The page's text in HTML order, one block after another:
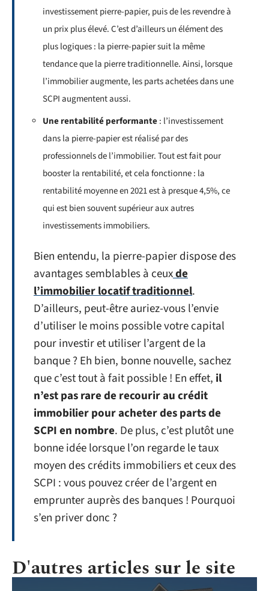
investissement pierre-papier, puis de les revendre à
un prix plus élevé. C’est d’ailleurs un élément des
plus logiques : la pierre-papier suit la même
tendance que la pierre traditionnelle. Ainsi, lorsque
l’immobilier augmente, les parts achetées dans une
SCPI augmentent aussi.
Une rentabilité performante: l’investissement
dans la pierre-papier est réalisé par des
professionnels de l’immobilier. Tout est fait pour
booster la rentabilité, et cela fonctionne : la
rentabilité moyenne en 2021 est à presque 4,5%, ce
qui est bien souvent supérieur aux autres
investissements immobiliers.
Bien entendu, la pierre-papier dispose des
avantages semblables à ceuxde
l’immobilier locatif traditionnel.
D’ailleurs, peut-être auriez-vous l’envie
d’utiliser le moins possible votre capital
pour investir et utiliser l’argent de la
banque ? Eh bien, bonne nouvelle, sachez
que c’est tout à fait possible ! En effet, il
n’est pas rare de recourir au crédit
immobilier pour acheter des parts de
SCPI en nombre. De plus, c’est plutôt une
bonne idée lorsque l’on regarde le taux
moyen des crédits immobiliers et ceux des
SCPI : vous pouvez créer de l’argent en
emprunter auprès des banques ! Pourquoi
s’en priver donc ?
D'autres articles sur le site